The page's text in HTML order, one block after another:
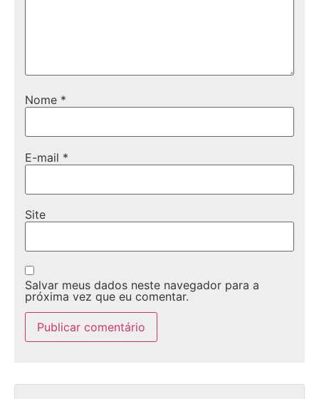
Nome *
E-mail *
Site
Salvar meus dados neste navegador para a
próxima vez que eu comentar.